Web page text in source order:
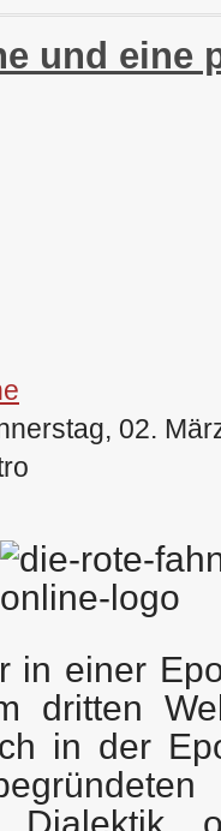
und eine
02.
in einer
dritten
in der